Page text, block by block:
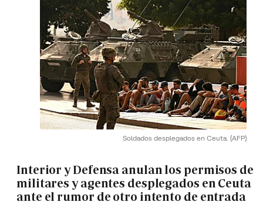
Soldados desplegados en Ceuta. (AFP)
Interior y Defensa anulan los permisos de
militares y agentes desplegados en Ceuta
ante el rumor de otro intento de entrada